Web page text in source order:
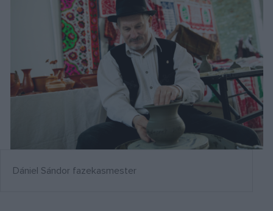
Dániel Sándor fazekasmester